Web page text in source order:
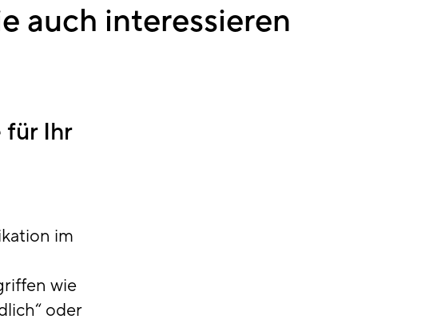
auch interessieren
Ihr
im
wie
oder